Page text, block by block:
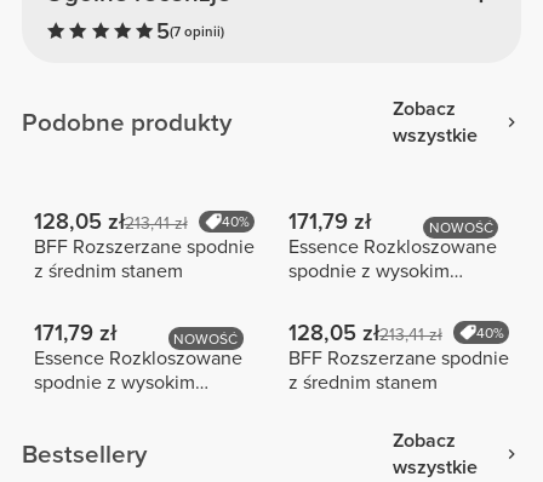
5(7 opinii)
Podobne produkty
Zobacz
wszystkie
128,05 zł213,41 zł 40%
BFF Rozszerzane spodnie
z średnim stanem
NOWOŚĆ
171,79 zł
Essence Rozkloszowane
spodnie z wysokim
NOWOŚĆ
171,79 zł
Essence Rozkloszowane
spodnie z wysokim
128,05 zł213,41 zł 40%
BFF Rozszerzane spodnie
z średnim stanem
Bestsellery
Zobacz
wszystkie